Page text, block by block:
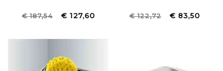
€ 187,54 € 127,60 € 122,72 € 83,50